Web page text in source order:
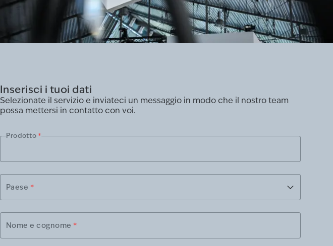
Inserisci i tuoi dati
Selezionate il servizio e inviateci un messaggio in modo che il nostro team
possa mettersi in contatto con voi.
Prodotto*
Paese *
Nome e cognome *